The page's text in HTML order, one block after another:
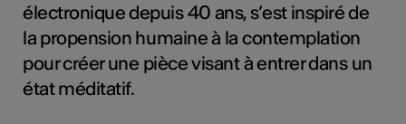
électronique depuis 40 ans, s’est inspiré de
la propension humaine à la contemplation
pour créer une pièce visant à entrer dans un
état méditatif.